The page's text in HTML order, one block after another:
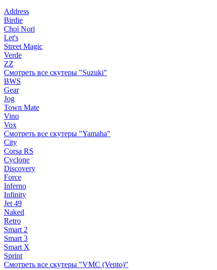
Address
Birdie
Choi Nori
Let's
Street Magic
Verde
ZZ
Смотреть все скутеры "Suzuki"
BWS
Gear
Jog
Town Mate
Vino
Vox
Смотреть все скутеры "Yamaha"
City
Corsa RS
Cyclone
Discovery
Force
Inferno
Infinity
Jet 49
Naked
Retro
Smart 2
Smart 3
Smart X
Sprint
Смотреть все скутеры "VMC (Vento)"